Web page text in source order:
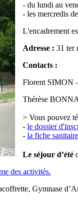
- du lundi au
- les mercredis
L'encadrement
Adresse : 31 ter
Contacts :
Florent SIMON
Thérèse
> Vous pouvez
- le dossier
- la fiche sanitaire
Le séjour d’été
des activités.
Gymnase